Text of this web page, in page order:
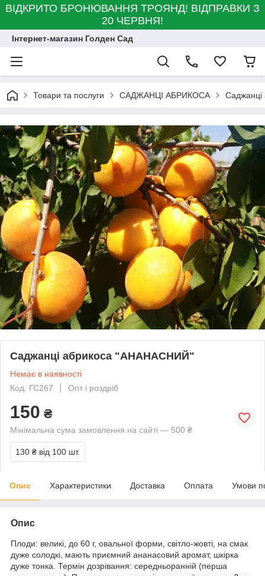
ВІДКРИТО БРОНЮВАННЯ ТРОЯНД! ВІДПРАВКИ З
20 ЧЕРВНЯ!
Інтернет-магазин Голден Сад
Товари та послуги САДЖАНЦІ АБРИКОСА
Саджанці абрикоса "АНАНАСНИЙ"
Немає в наявності
Код: ГС267
Опт і роздріб
150 ₴
Мінімальна сума замовлення на сайті — 500 ₴
130 ₴ від 100 шт.
Опис Характеристики Доставка Оплата Умови
Опис
Плоди: великі, до 60 г, овальної форми, світло-жовті, на смак
дуже солодкі, мають приємний ананасовий аромат, шкірка
дуже тонка. Термін дозрівання: середньоранній (перша